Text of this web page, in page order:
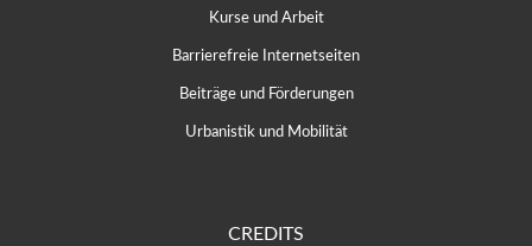
Kurse und Arbeit
Barrierefreie Internetseiten
Beiträge und Förderungen
Urbanistik und Mobilität
CREDITS